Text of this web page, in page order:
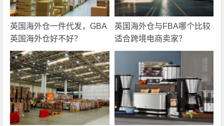
英国海外仓一件代发，GBA
英国海外仓好不好？
英国海外仓与FBA哪个比较
适合跨境电商卖家？